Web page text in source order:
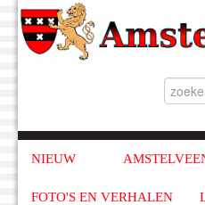
NIEUW
FOTO'S EN VERHALEN